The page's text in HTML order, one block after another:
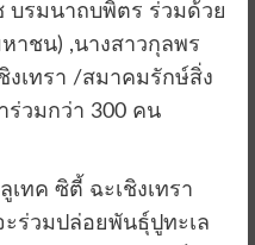
บรมนาถบพิตร ร่วมด้วย
าชน) ,นางสาวกุลพร
เทรา /สมาคมรักษ์สิ่ง
ร่วมกว่า 300 คน
ทค ซิตี้ ฉะเชิงเทรา
ร่วมปล่อยพันธุ์ปูทะเล